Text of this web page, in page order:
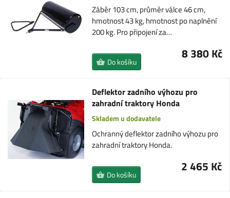
Záběr 103 cm, průměr válce 46 cm,
hmotnost 43 kg, hmotnost po naplnění
200 kg. Pro připojení za…
8 380 Kč
Do košíku
Deflektor zadního výhozu pro
zahradní traktory Honda
Skladem u dodavatele
Ochranný deflektor zadního výhozu pro
zahradní traktory Honda.
2 465 Kč
Do košíku